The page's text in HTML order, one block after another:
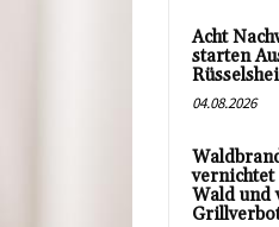
Acht
starten
04.08.2026
Wald und